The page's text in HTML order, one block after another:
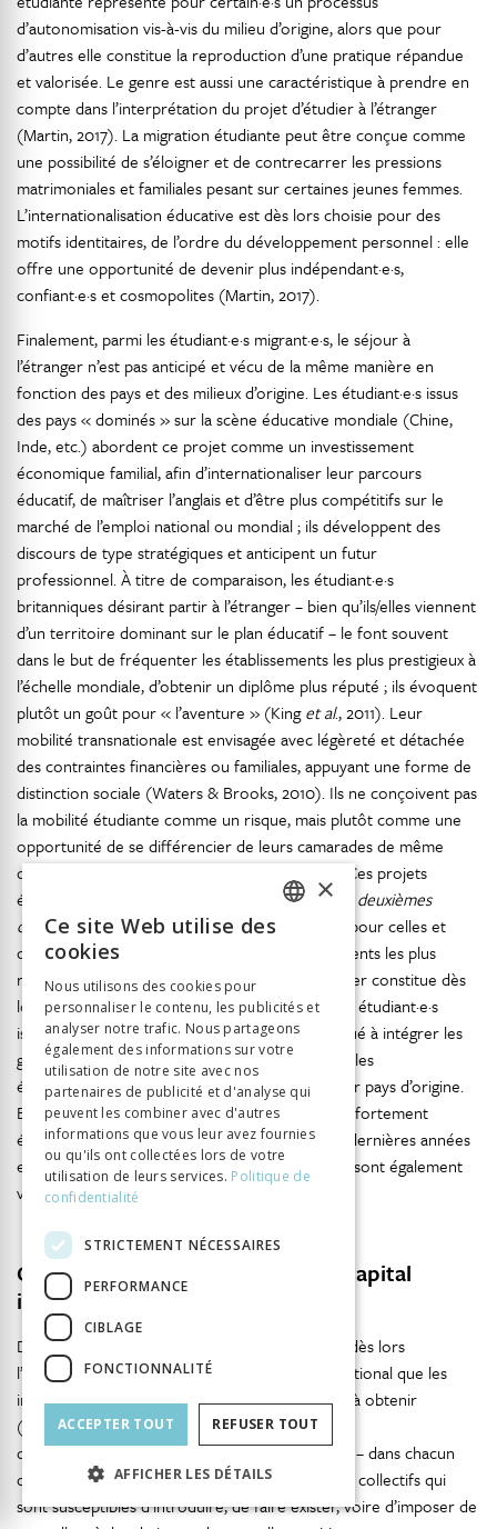
d’autonomisation vis-à-vis du milieu d’origine, alors que pour
d’autres elle constitue la reproduction d’une pratique répandue
et valorisée. Le genre est aussi une caractéristique à prendre en
compte dans l’interprétation du projet d’étudier à l’étranger
(Martin, 2017). La migration étudiante peut être conçue comme
une possibilité de s’éloigner et de contrecarrer les pressions
matrimoniales et familiales pesant sur certaines jeunes femmes.
L’internationalisation éducative est dès lors choisie pour des
motifs identitaires, de l’ordre du développement personnel : elle
offre une opportunité de devenir plus indépendant·e·s,
confiant·e·s et cosmopolites (Martin, 2017).
Finalement, parmi les étudiant·e·s migrant·e·s, le séjour à
l’étranger n’est pas anticipé et vécu de la même manière en
fonction des pays et des milieux d’origine. Les étudiant·e·s issus
des pays « dominés » sur la scène éducative mondiale (Chine,
Inde, etc.) abordent ce projet comme un investissement
économique familial, afin d’internationaliser leur parcours
éducatif, de maîtriser l’anglais et d’être plus compétitifs sur le
marché de l’emploi national ou mondial ; ils développent des
discours de type stratégiques et anticipent un futur
professionnel. À titre de comparaison, les étudiant·e·s
britanniques désirant partir à l’étranger – bien qu’ils/elles viennent
d’un territoire dominant sur le plan éducatif – le font souvent
dans le but de fréquenter les établissements les plus prestigieux à
l’échelle mondiale, d’obtenir un diplôme plus réputé ; ils évoquent
plutôt un goût pour « l’aventure » (Kinget al., 2011). Leur
mobilité transnationale est envisagée avec légèreté et détachée
des contraintes financières ou familiales, appuyant une forme de
distinction sociale (Waters & Brooks, 2010). Ils ne conçoivent pas
la mobilité étudiante comme un risque, mais plutôt comme une
opportunité de se différencier de leurs camarades de même
origine socioéconomique (Findlay
., 2012). Ces projets
éducatifs peuvent également représenter des « deuxièmes
chances de succès» (Brooks & Waters, 2009) pour celles et
ceux n’ayant pas réussi à intégrer les établissements les plus
réputés dans leur propre pays. L’offre à l’étranger constitue dès
lors une école refuge (Bourdieu, 1989) pour les étudiant·e·s
issu·e·s de classes privilégiées qui auraient échoué à intégrer les
grandes écoles et refusé ensuite de fréquenter les
établissements de moindre importance dans leur pays d’origine.
En résumé, l’offre éducative internationale s’est fortement
étendue, différenciée et hiérarchisée ces vingt dernières années
et consécutivement, les publics qui y recourent sont également
variés et animés par différentes motivations.
Capital cosmopolite individuel et capital
international institutionnel
Dans un contexte de mondialisation, l’enjeu est dès lors
l’apparition d’un nouveau capital de type international que les
individus des fractions économiques cherchent à obtenir
(Wagner, 2011). Une sociologie du processus
d’internationalisation a pour objectif d’identifier – dans chacun
des espaces nationaux – les agents individuels et collectifs qui
sont susceptibles d’introduire, de faire exister, voire d’imposer de
ITALIAN
×
Ce site Web utilise des
cookies
Nous utilisons des cookies pour
personnaliser le contenu, les publicités et
analyser notre trafic. Nous partageons
également des informations sur votre
utilisation de notre site avec nos
partenaires de publicité et d'analyse qui
peuvent les combiner avec d'autres
informations que vous leur avez fournies
ou qu'ils ont collectées lors de votre
utilisation de leurs services. Politique de
confidentialité
STRICTEMENT NÉCESSAIRES
PERFORMANCE
CIBLAGE
FONCTIONNALITÉ
ACCEPTER TOUT REFUSER TOUT
AFFICHER LES DÉTAILS